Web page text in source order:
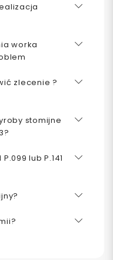
worka
zlecenie ?
stomijne
lub P.141